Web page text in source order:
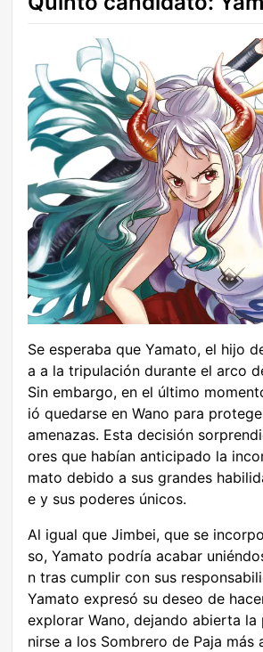
Se esperaba que Yamato, el hijo
a a la tripulación durante el arco
Sin embargo, en el último
ió quedarse en Wano para
amenazas. Esta decisión
ores que habían anticipado la
mato debido a sus grandes
e y sus poderes únicos.
Al igual que Jimbei, que se
so, Yamato podría acabar
n tras cumplir con sus
Yamato expresó su deseo de
explorar Wano, dejando abierta la
nirse a los Sombrero de Paja más